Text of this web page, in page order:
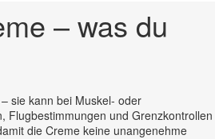
– was du
sie kann bei Muskel- oder
Flugbestimmungen und Grenzkontrollen
die Creme keine unangenehme